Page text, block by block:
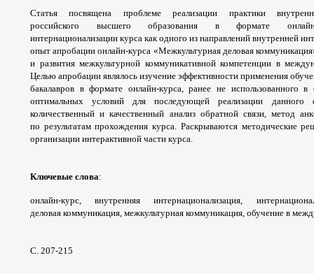
Статья посвящена проблемереализации практики
российского высшего образования в формате
интернационализации курса как одного из направлений внутренней
опыт апробации онлайн-курса «Межкультурная деловая
и развития межкультурной коммуникативной компетенции в
Целью апробации являлось изучение эффективности применения
бакалавров в формате онлайн-курса, ранее не использованного
оптимальных условий дляпоследующей реализации
количественныйи качественный анализ обратной связи, метод
по результатам прохождения курса. Раскрываются методические
организации интерактивной части курса.
Ключевые слова:
онлайн-курс, внутренняяинтернационализация,
деловая коммуникация, межкультурная коммуникация, обучение в
С. 207-215